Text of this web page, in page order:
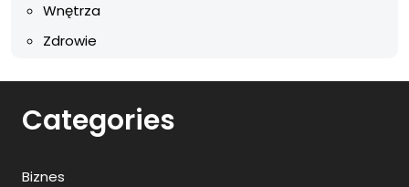
Wnętrza
Zdrowie
Categories
Biznes